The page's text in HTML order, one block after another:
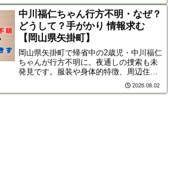
中川福仁ちゃん行方不明・なぜ？
どうして？手がかり 情報求む
【岡山県矢掛町】
岡山県矢掛町で帰省中の2歳児・中川福仁
ちゃんが行方不明に。夜通しの捜索も未
発見です。服装や身体的特徴、周辺住民
へのお願い、情報提供先（井原警察署）
を掲載。一刻も早い保護のため情報共有
2026.08.02